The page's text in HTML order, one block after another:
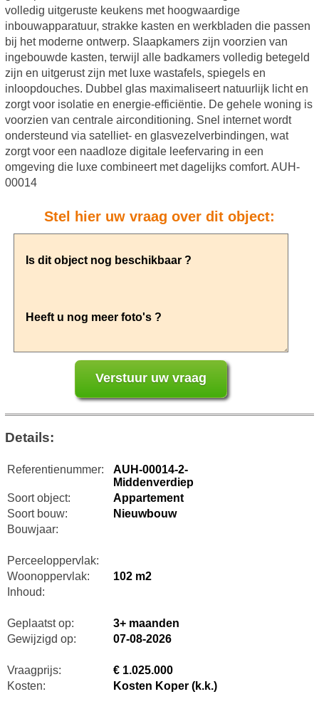
volledig uitgeruste keukens met hoogwaardige
inbouwapparatuur, strakke kasten en werkbladen die passen
bij het moderne ontwerp. Slaapkamers zijn voorzien van
ingebouwde kasten, terwijl alle badkamers volledig betegeld
zijn en uitgerust zijn met luxe wastafels, spiegels en
inloopdouches. Dubbel glas maximaliseert natuurlijk licht en
zorgt voor isolatie en energie-efficiëntie. De gehele woning is
voorzien van centrale airconditioning. Snel internet wordt
ondersteund via satelliet- en glasvezelverbindingen, wat
zorgt voor een naadloze digitale leefervaring in een
omgeving die luxe combineert met dagelijks comfort. AUH-
00014
Stel hier uw vraag over dit object:
Details:
Referentienummer:
AUH-00014-2-
Middenverdiep
Soort object:
Appartement
Soort bouw:
Nieuwbouw
Bouwjaar:
Perceeloppervlak:
Woonoppervlak:
102 m2
Inhoud:
Geplaatst op:
3+ maanden
Gewijzigd op:
07-08-2026
Vraagprijs:
€ 1.025.000
Kosten:
Kosten Koper (k.k.)